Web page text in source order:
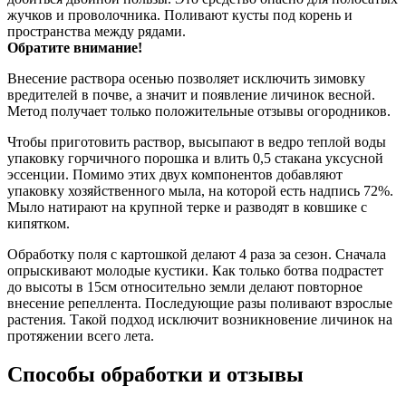
жучков и проволочника. Поливают кусты под корень и
пространства между рядами.
Обратите внимание!
Внесение раствора осенью позволяет исключить зимовку
вредителей в почве, а значит и появление личинок весной.
Метод получает только положительные отзывы огородников.
Чтобы приготовить раствор, высыпают в ведро теплой воды
упаковку горчичного порошка и влить 0,5 стакана уксусной
эссенции. Помимо этих двух компонентов добавляют
упаковку хозяйственного мыла, на которой есть надпись 72%.
Мыло натирают на крупной терке и разводят в ковшике с
кипятком.
Обработку поля с картошкой делают 4 раза за сезон. Сначала
опрыскивают молодые кустики. Как только ботва подрастет
до высоты в 15см относительно земли делают повторное
внесение репеллента. Последующие разы поливают взрослые
растения. Такой подход исключит возникновение личинок на
протяжении всего лета.
Способы обработки и отзывы